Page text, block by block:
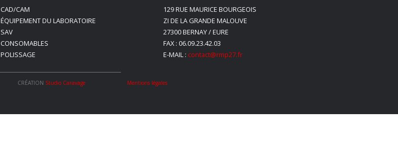
CAD/CAM
ÉQUIPEMENT DU LABORATOIRE
SAV
CONSOMABLES
POLISSAGE
129 RUE MAURICE BOURGEOIS
ZI DE LA GRANDE MALOUVE
27300 BERNAY / EURE
FAX : 06.09.23.42.03
E-MAIL : contact@rmp27.fr
CRÉATION Studio Caravage Mentions légales